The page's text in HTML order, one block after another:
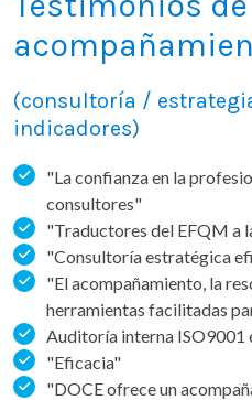
(consultoría /
indicadores)
"La confianza en la
consultores"
"Traductores del EFQM a
"Consultoría estratégica
"El acompañamiento, la
herramientas facilitadas
Auditoría interna ISO9001
"Eficacia"
"DOCE ofrece un